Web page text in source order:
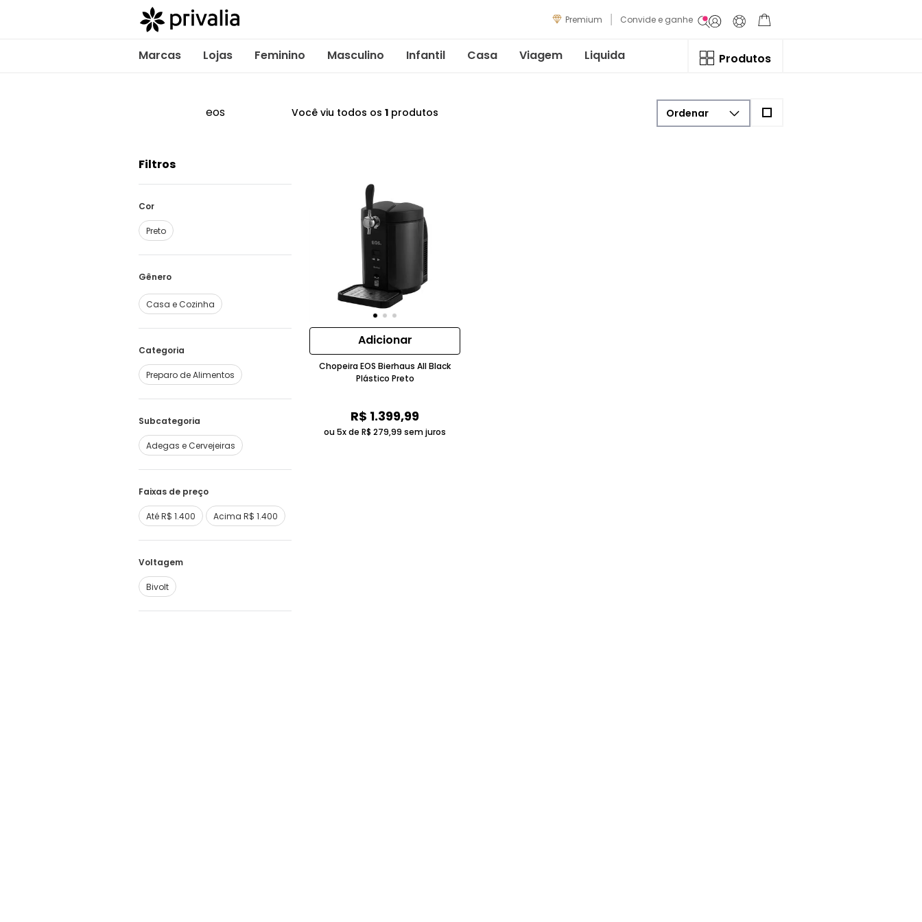
Premium Convide e ganhe
Marcas Lojas Feminino Masculino Infantil Casa Viagem Liquida Produtos
eos Você viu todos os 1 produtos
Filtros
Cor
Preto
Casa e Cozinha
Categoria
Preparo de Alimentos
Subcategoria
Adegas e Cervejeiras
Faixas de preço
Até R$ 1.400 Acima R$ 1.400
Voltagem
Bivolt
Adicionar
Chopeira EOS Bierhaus All Black
Plástico Preto
R$ 1.399,99
ou 5x deR$ 279,99 sem juros